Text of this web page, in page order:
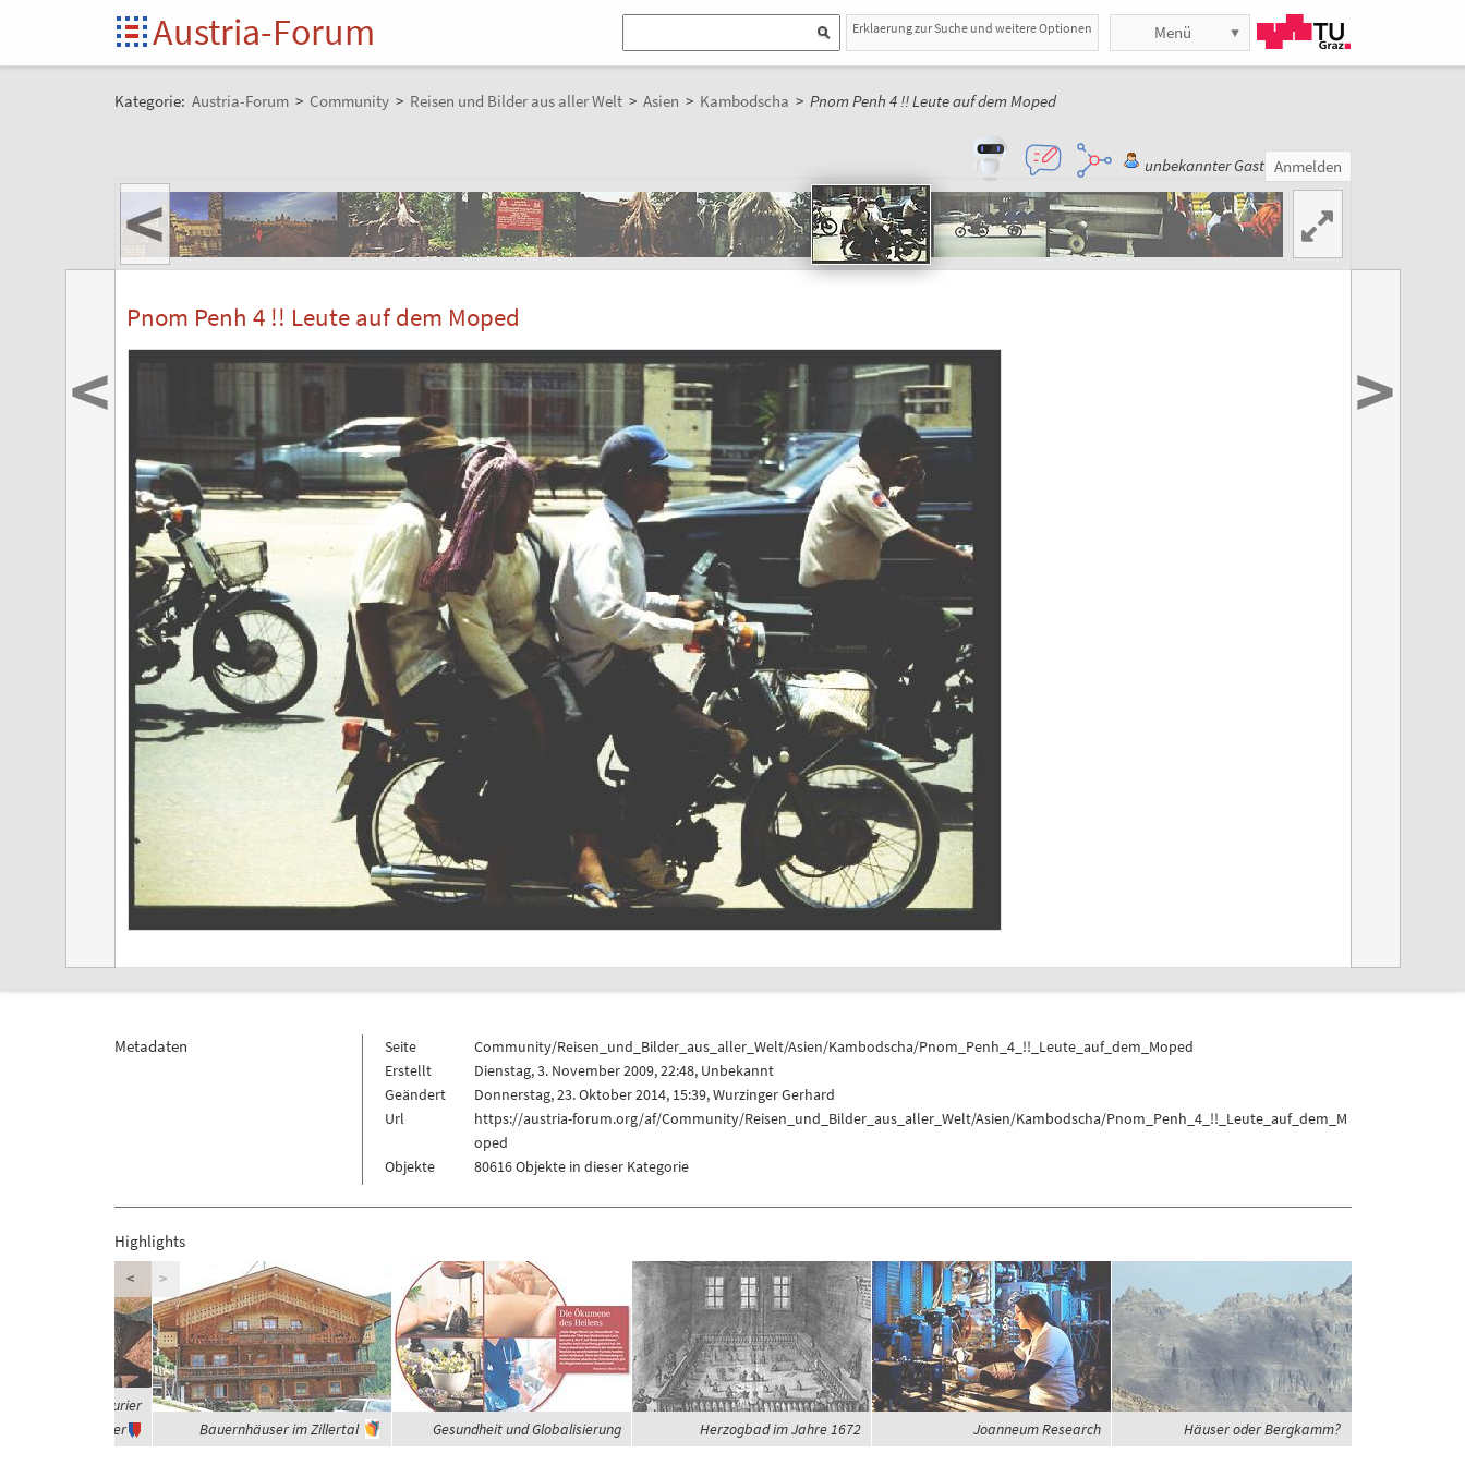
Austria-Forum Erklaerung zur Suche und weitere Optionen Menü
Kategorie: Austria-Forum > Community > Reisen und Bilder aus aller Welt > Asien > Kambodscha > Pnom Penh 4 !! Leute auf dem Moped
unbekannter Gast Anmelden
<
Pnom Penh 4 !! Leute auf dem Moped
< >
Metadaten Seite
Community/Reisen_und_Bilder_aus_aller_Welt/Asien/Kambodscha/Pnom_Penh_4_!!_Leute_auf_dem_Moped
Erstellt
Dienstag, 3. November 2009, 22:48, Unbekannt
Geändert
Donnerstag, 23. Oktober 2014, 15:39,Wurzinger Gerhard
Url
https://austria-forum.org/af/Community/Reisen_und_Bilder_aus_aller_Welt/Asien/Kambodscha/Pnom_Penh_4_!!_Leute_auf_dem_M
oped
Objekte
80616 Objekte in dieser Kategorie
Highlights
waren die Dinosaurier
Vegetarier
Bauernhäuser im Zillertal Gesundheit und Globalisierung Herzogbad im Jahre 1672 Joanneum Research Häuser oder Bergkamm?
< >